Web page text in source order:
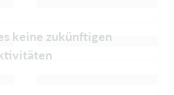
keine zukünftigen